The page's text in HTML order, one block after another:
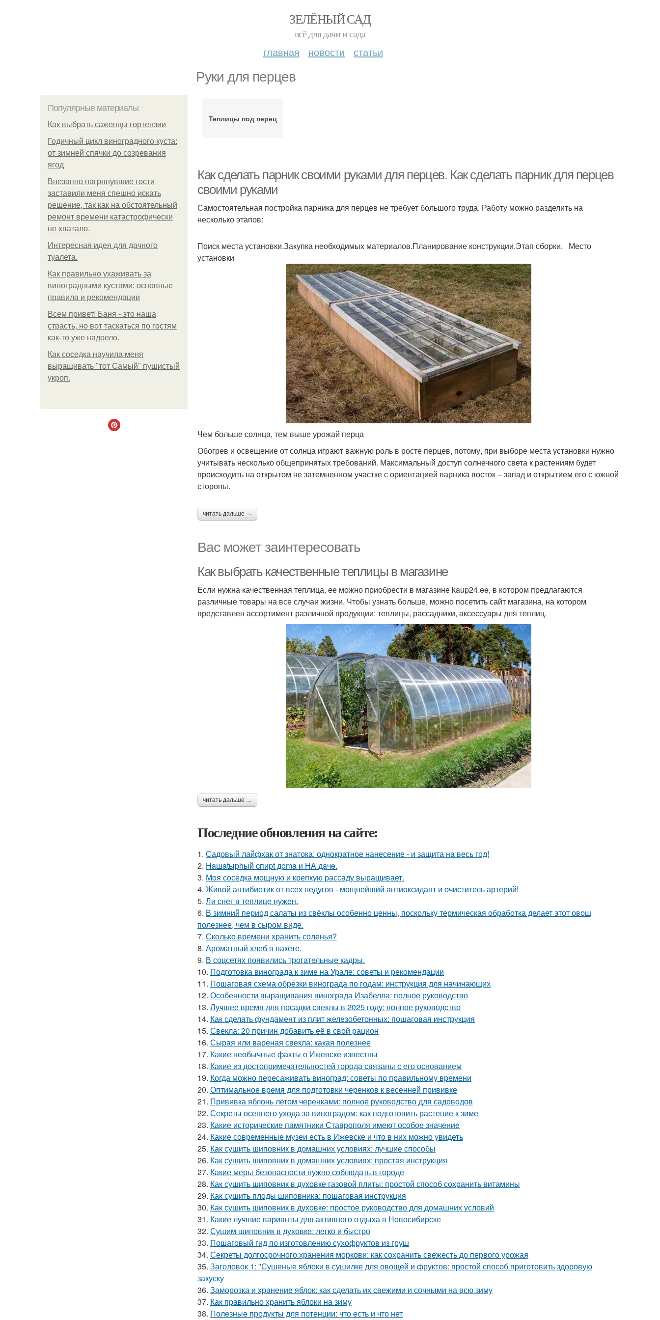
ЗЕЛЁНЫЙ САД
всё для дачи и сада
главная новости статьи
Руки для перцев
Популярные материалы
Как выбрать саженцы гортензии
Годичный цикл виноградного куста:
от зимней спячки до созревания
ягод
Внезапно нагрянувшие гости
заставили меня спешно искать
решение, так как на обстоятельный
ремонт времени катастрофически
не хватало.
Интересная идея для дачного
туалета.
Как правильно ухаживать за
виноградными кустами: основные
правила и рекомендации
Всем привет! Баня - это наша
страсть, но вот таскаться по гостям
как-то уже надоело.
Как соседка научила меня
выращивать "тот Самый" пушистый
укроп.
Теплицы под перец
Как сделать парник своими руками для перцев. Как сделать парник для перцев
своими руками
Самостоятельная постройка парника для перцев не требует большого труда. Работу можно разделить на
несколько этапов:
Поиск места установки.Закупка необходимых материалов.Планирование конструкции.Этап сборки. Место
установки
Чем больше солнца, тем выше урожай перца
Обогрев и освещение от солнца играют важную роль в росте перцев, потому, при выборе места установки нужно
учитывать несколько общепринятых требований. Максимальный доступ солнечного света к растениям будет
происходить на открытом не затемненном участке с ориентацией парника восток – запад и открытием его с южной
стороны.
читать дальше →
Вас может заинтересовать
Как выбрать качественные теплицы в магазине
Если нужна качественная теплица, ее можно приобрести в магазине kaup24.ee, в котором предлагаются
различные товары на все случаи жизни. Чтобы узнать больше, можно посетить сайт магазина, на котором
представлен ассортимент различной продукции: теплицы, рассадники, аксессуары для теплиц.
читать дальше →
Последние обновления на сайте:
1. Садовый лайфхак от знатока: однократное нанесение - и защита на весь год!
2. Haшatыphый cпиpt дoma и HA дaчe.
3. Моя соседка мощную и крепкую рассаду выращивает.
4. Живой антибиотик от всех недугов - мощнейший антиоксидант и очиститель артерий!
5. Ли снег в теплице нужен.
6. В зимний период салаты из свёклы особенно ценны, поскольку термическая обработка делает этот овощ
полезнее, чем в сыром виде.
7. Сколько времени хранить соленья?
8. Ароматный хлеб в пакете.
9. В соцсетях появились трогательные кадры.
10. Подготовка винограда к зиме на Урале: советы и рекомендации
11. Пошаговая схема обрезки винограда по годам: инструкция для начинающих
12. Особенности выращивания винограда Изабелла: полное руководство
13. Лучшее время для посадки свеклы в 2025 году: полное руководство
14. Как сделать фундамент из плит железобетонных: пошаговая инструкция
15. Свекла: 20 причин добавить её в свой рацион
16. Сырая или вареная свекла: какая полезнее
17. Какие необычные факты о Ижевске известны
18. Какие из достопримечательностей города связаны с его основанием
19. Когда можно пересаживать виноград: советы по правильному времени
20. Оптимальное время для подготовки черенков к весенней прививке
21. Прививка яблонь летом черенками: полное руководство для садоводов
22. Секреты осеннего ухода за виноградом: как подготовить растение к зиме
23. Какие исторические памятники Ставрополя имеют особое значение
24. Какие современные музеи есть в Ижевске и что в них можно увидеть
25. Как сушить шиповник в домашних условиях: лучшие способы
26. Как сушить шиповник в домашних условиях: простая инструкция
27. Какие меры безопасности нужно соблюдать в городе
28. Как сушить шиповник в духовке газовой плиты: простой способ сохранить витамины
29. Как сушить плоды шиповника: пошаговая инструкция
30. Как сушить шиповник в духовке: простое руководство для домашних условий
31. Какие лучшие варианты для активного отдыха в Новосибирске
32. Сушим шиповник в духовке: легко и быстро
33. Пошаговый гид по изготовлению сухофруктов из груш
34. Секреты долгосрочного хранения моркови: как сохранить свежесть до первого урожая
35. Заголовок 1: "Сушеные яблоки в сушилке для овощей и фруктов: простой способ приготовить здоровую
закуску
36. Заморозка и хранение яблок: как сделать их свежими и сочными на всю зиму
37. Как правильно хранить яблоки на зиму
38. Полезные продукты для потенции: что есть и что нет